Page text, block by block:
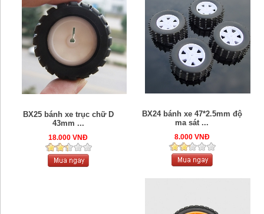
BX25 bánh xe trục chữ D
43mm ...
18.000 VNĐ
BX24 bánh xe 47*2.5mm độ
ma sát ...
8.000 VNĐ